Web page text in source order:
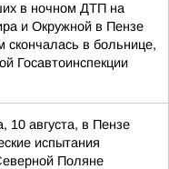
в ночном ДТП на
и Окружной в Пензе
скончалась в больнице,
Госавтоинспекции
10 августа, в Пензе
испытания
Поляне